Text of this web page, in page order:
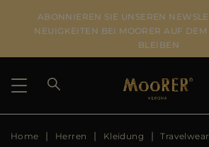
ABONNIEREN SIE UNSEREN
NEUIGKEITEN BEI MOORER AUF
BLEIBEN
LIEFERLAND
Home Herren Kleidung Travelwear